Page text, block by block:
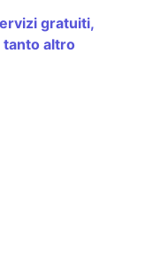
gratuiti,
tanto altro